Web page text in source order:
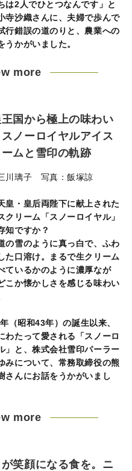
は2人でひとつなんです」と
寺沙織さんに、夫婦で歩んで
行錯誤の道のりと、農業への
うかがいました。
more
国から極上の味わい
スノーロイヤルアイス
ムと雪印の軌跡
川璃子 写真：飯塚諒
皇・皇后両陛下に献上された
クリーム「スノーロイヤル」
知ですか？
の雪のように真っ白で、ふわ
た口溶け。まるで生クリーム
ているかのように濃厚なが
こか懐かしさを感じる味わい
（昭和43年）の誕生以来、
わたって愛される「スノーロ
」と、株式会社雪印パーラー
みについて、常務取締役の熊
さんにお話をうかがいまし
more
笑顔になる食を。ニ